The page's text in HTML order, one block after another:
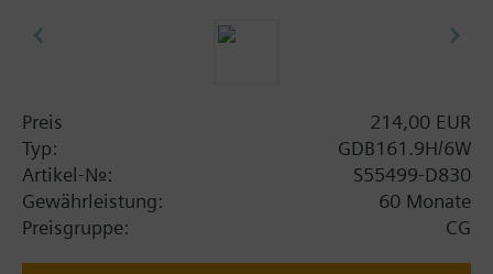
Preis
214,00 EUR
Typ:
GDB161.9H/6W
Artikel-Nr.:
S55499-D830
Gewährleistung:
60 Monate
Preisgruppe:
CG